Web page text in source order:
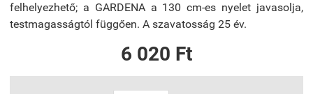
felhelyezhető; a GARDENA a 130 cm-es nyelet javasolja,
testmagasságtól függően. A szavatosság 25 év.
6 020 Ft